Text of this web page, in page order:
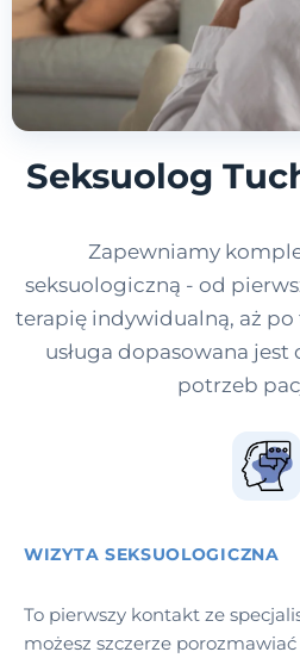
Seksuolog
Zapewniamy
seksuologiczną - od
terapię indywidualną, aż po
usługa dopasowana
potrzeb
WIZYTA SEKSUOLOGICZNA
To pierwszy kontakt ze
możesz szczerze